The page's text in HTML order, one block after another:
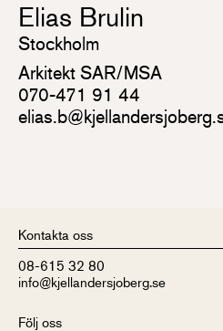
Elias Brulin
Stockholm
Arkitekt SAR/MSA
070-471 91 44
Kontakta oss
08-615 32 80
info@kjellandersjoberg.se
Följ oss